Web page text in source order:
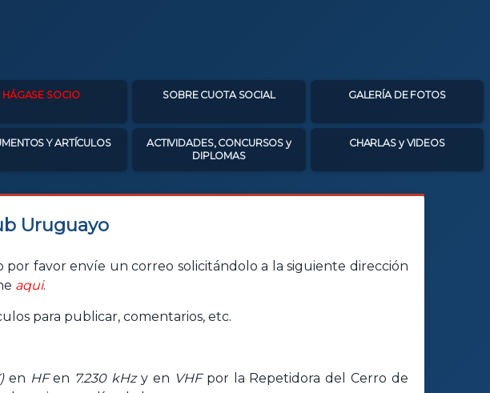
HÁGASE SOCIO SOBRE CUOTA SOCIAL GALERÍA DE FOTOS
Y ARTÍCULOS
ACTIVIDADES, CONCURSOS y
DIPLOMAS
CHARLAS y VIDEOS
Uruguayo
favor envíe un correo solicitándolo a la siguiente dirección
aqui.
para publicar, comentarios, etc.
en HFen 7.230 kHzy en VHFpor la Repetidora del Cerro de